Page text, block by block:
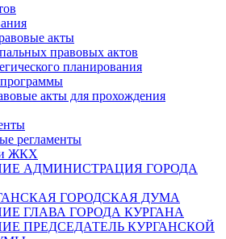
акты
правовых актов
планирования
акты для прохождения
регламенты
ЖКХ
АДМИНИСТРАЦИЯ ГОРОДА
ГОРОДСКАЯ ДУМА
ГЛАВА ГОРОДА КУРГАНА
ПРЕДСЕДАТЕЛЬ КУРГАНСКОЙ